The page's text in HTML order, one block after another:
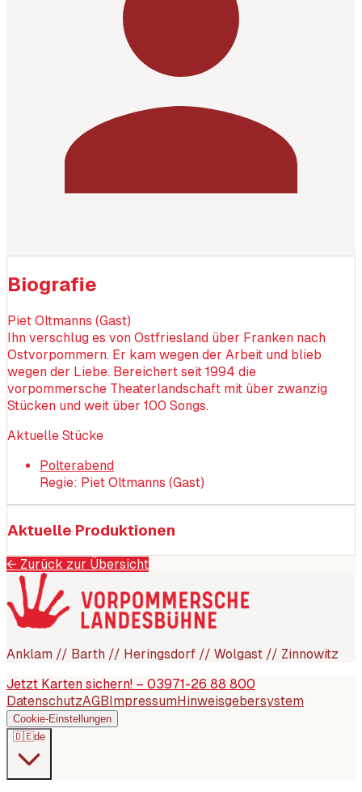
Biografie
Piet Oltmanns (Gast)
Ihn verschlug es von Ostfriesland über Franken nach
Ostvorpommern. Er kam wegen der Arbeit und blieb
wegen der Liebe. Bereichert seit 1994 die
vorpommersche Theaterlandschaft mit über zwanzig
Stücken und weit über 100 Songs.
Aktuelle Stücke
Polterabend
Regie: Piet Oltmanns (Gast)
Aktuelle Produktionen
← Zurück zur Übersicht
Anklam // Barth // Heringsdorf // Wolgast // Zinnowitz
Jetzt Karten sichern! – 03971-26 88 800
DatenschutzAGBImpressumHinweisgebersystem
Cookie-Einstellungen
🇩🇪de